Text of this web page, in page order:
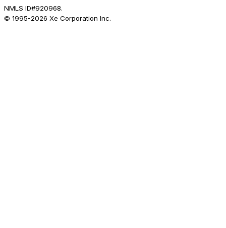
NMLS ID#920968.
© 1995-2026 Xe Corporation Inc.